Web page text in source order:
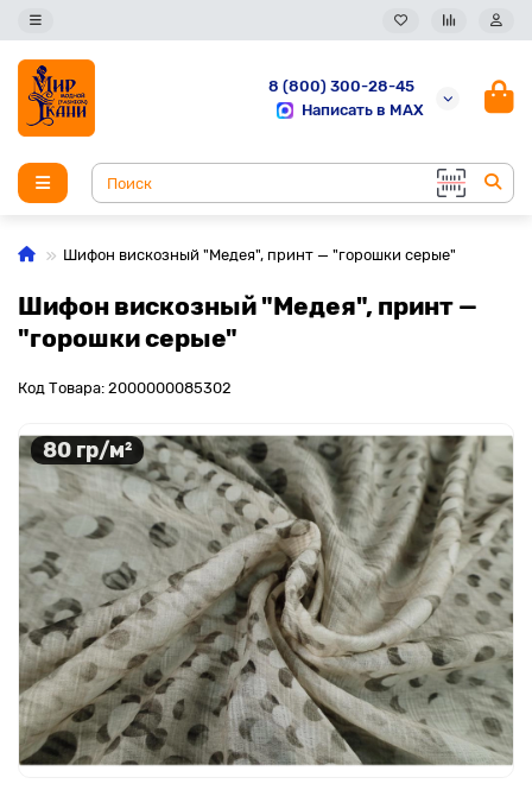
8 (800) 300-28-45
Написать в MAX
Шифон вискозный "Медея", принт — "горошки серые"
Шифон вискозный "Медея", принт —
"горошки серые"
Код Товара: 2000000085302
80 гр/м²